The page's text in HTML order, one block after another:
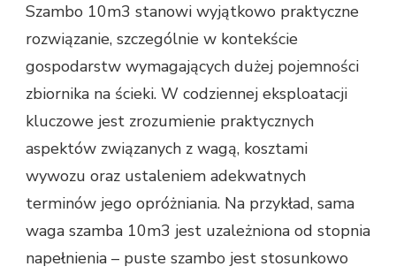
Szambo 10m3 stanowi wyjątkowo praktyczne
rozwiązanie, szczególnie w kontekście
gospodarstw wymagających dużej pojemności
zbiornika na ścieki. W codziennej eksploatacji
kluczowe jest zrozumienie praktycznych
aspektów związanych z wagą, kosztami
wywozu oraz ustaleniem adekwatnych
terminów jego opróżniania. Na przykład, sama
waga szamba 10m3 jest uzależniona od stopnia
napełnienia – puste szambo jest stosunkowo